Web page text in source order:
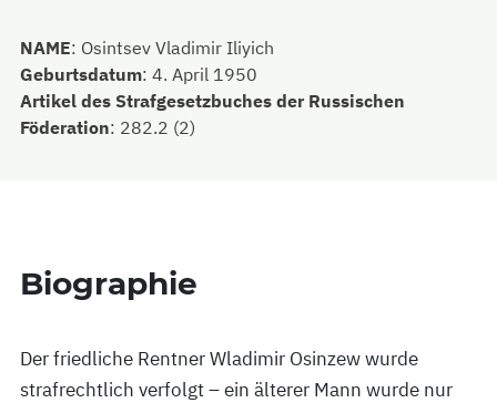
NAME: Osintsev Vladimir Iliyich
Geburtsdatum: 4. April 1950
Artikel des Strafgesetzbuches der Russischen
Föderation: 282.2 (2)
Biographie
Der friedliche Rentner Wladimir Osinzew wurde
strafrechtlich verfolgt – ein älterer Mann wurde nur